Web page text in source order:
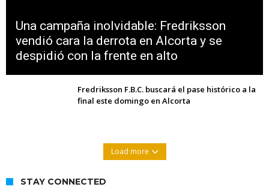
Una campaña inolvidable: Fredriksson
vendió cara la derrota en Alcorta y se
despidió con la frente en alto
Fredriksson F.B.C. buscará el pase histórico a la
final este domingo en Alcorta
Load more
STAY CONNECTED